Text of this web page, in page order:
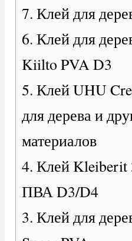
7. Клей для
6. Клей для
Kiilto PVA D3
5. Клей UHU
для дерева и
материалов
4. Клей Kleiberit
ПВА D3/D4
3. Клей для